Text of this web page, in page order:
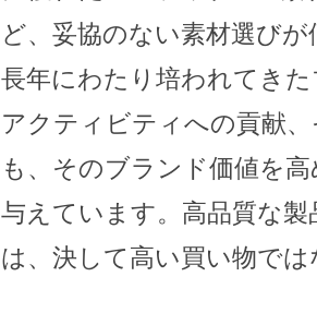
ど、妥協のない素材選び
長年にわたり培われてき
アクティビティへの貢献
も、そのブランド価値を
与えています。高品質な
は、決して高い買い物で